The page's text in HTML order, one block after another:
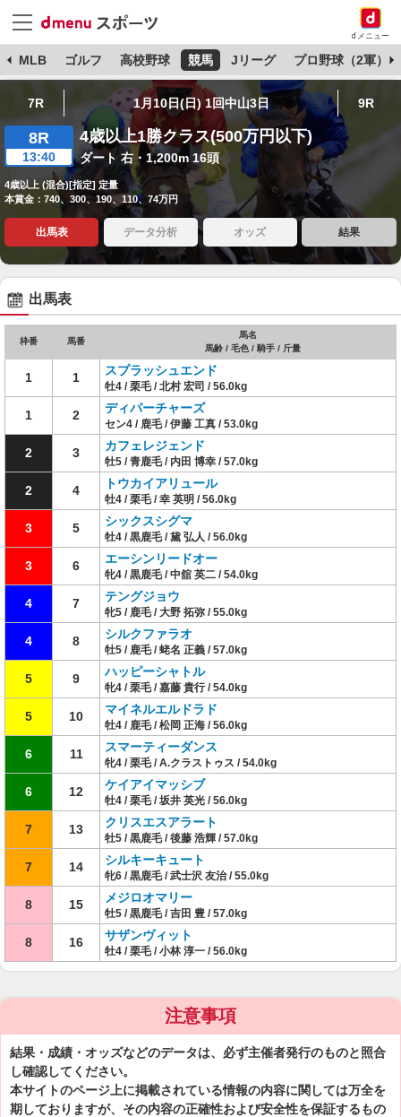
dメニュー
MLB ゴルフ 高校野球 競馬 Jリーグ プロ野球（2軍）
7R 1月10日(日) 1回中山3日 9R
8R
13:40
4歳以上1勝クラス(500万円以下)
ダート 右・1,200m 16頭
4歳以上 (混合)[指定] 定量
本賞金：740、300、190、110、74万円
出馬表 データ分析 オッズ 結果
出馬表
枠番 馬番
馬名
馬齢 / 毛色 / 騎手 / 斤量
1 1 スプラッシュエンド
牡4 / 栗毛 / 北村 宏司 / 56.0kg
1 2 ディパーチャーズ
セン4 / 鹿毛 / 伊藤 工真 / 53.0kg
2 3 カフェレジェンド
牡5 / 青鹿毛 / 内田 博幸 / 57.0kg
2 4 トウカイアリュール
牡4 / 栗毛 / 幸 英明 / 56.0kg
3 5 シックスシグマ
牡4 / 黒鹿毛 / 黛 弘人 / 56.0kg
3 6 エーシンリードオー
牝4 / 黒鹿毛 / 中舘 英二 / 54.0kg
4 7 テングジョウ
牝5 / 鹿毛 / 大野 拓弥 / 55.0kg
4 8 シルクファラオ
牡5 / 鹿毛 / 蛯名 正義 / 57.0kg
5 9 ハッピーシャトル
牝4 / 栗毛 / 嘉藤 貴行 / 54.0kg
5 10 マイネルエルドラド
牡4 / 鹿毛 / 松岡 正海 / 56.0kg
6 11 スマーティーダンス
牝4 / 栗毛 / A.クラストゥス / 54.0kg
6 12 ケイアイマッシブ
牡4 / 栗毛 / 坂井 英光 / 56.0kg
7 13 クリスエスアラート
牡5 / 黒鹿毛 / 後藤 浩輝 / 57.0kg
7 14 シルキーキュート
牝6 / 黒鹿毛 / 武士沢 友治 / 55.0kg
8 15 メジロオマリー
牡5 / 黒鹿毛 / 吉田 豊 / 57.0kg
8 16 サザンヴィット
牡4 / 栗毛 / 小林 淳一 / 56.0kg
注意事項
結果・成績・オッズなどのデータは、必ず主催者発行のものと照合
し確認してください。
本サイトのページ上に掲載されている情報の内容に関しては万全を
期しておりますが、その内容の正確性および安全性を保証するもの